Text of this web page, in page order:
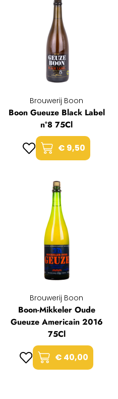
Brouwerij Boon
Boon Gueuze Black Label
n°8 75Cl
€ 9,50
Brouwerij Boon
Boon-Mikkeler Oude
Gueuze Americain 2016
75Cl
€ 40,00